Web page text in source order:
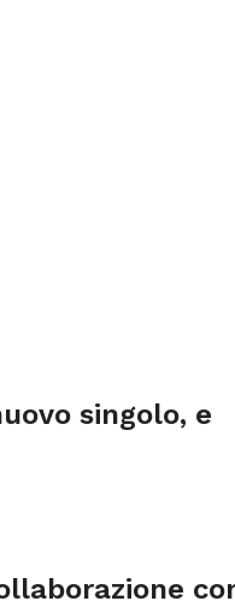
singolo, e